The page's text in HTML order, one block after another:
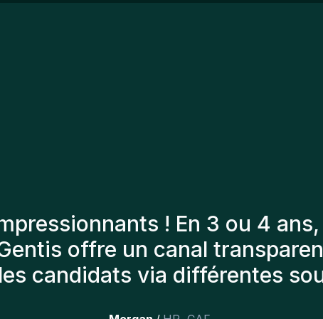
ont toujours tenu compte
les bons candidats. Les
là et personnellement,je
qu’on a récemment inclus dans